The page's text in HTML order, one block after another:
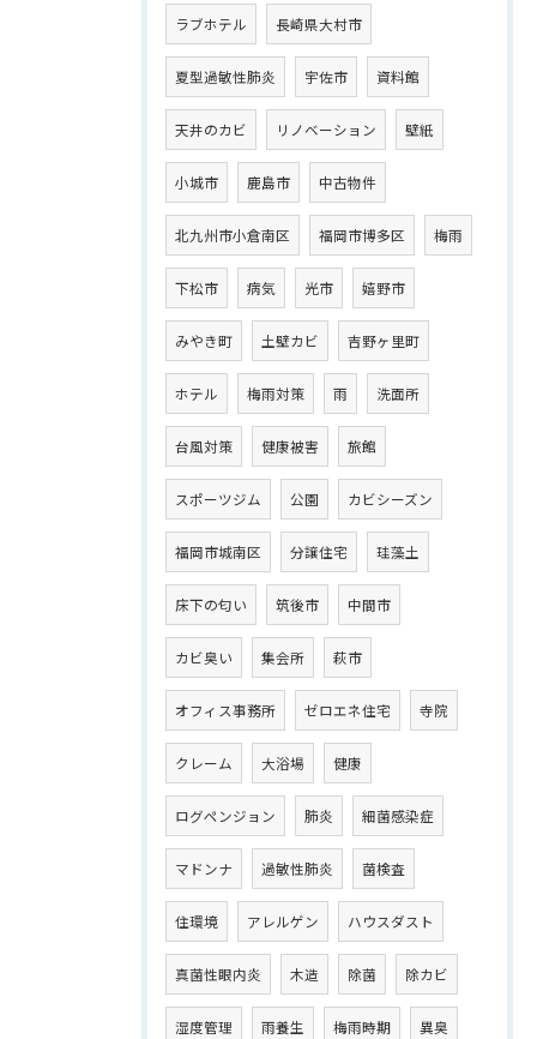
ラブホテル 長崎県大村市
夏型過敏性肺炎 宇佐市 資料館
天井のカビ リノベーション 壁紙
小城市 鹿島市 中古物件
北九州市小倉南区 福岡市博多区 梅雨
下松市 病気 光市 嬉野市
みやき町 土壁カビ 吉野ヶ里町
ホテル 梅雨対策 雨 洗面所
台風対策 健康被害 旅館
スポーツジム 公園 カビシーズン
福岡市城南区 分譲住宅 珪藻土
床下の匂い 筑後市 中間市
カビ臭い 集会所 萩市
オフィス事務所 ゼロエネ住宅 寺院
クレーム 大浴場 健康
ログペンジョン 肺炎 細菌感染症
マドンナ 過敏性肺炎 菌検査
住環境 アレルゲン ハウスダスト
真菌性眼内炎 木造 除菌 除カビ
湿度管理 雨養生 梅雨時期 異臭